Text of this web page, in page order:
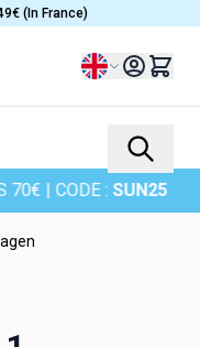
(In France)
Language
:SUN25 -35%